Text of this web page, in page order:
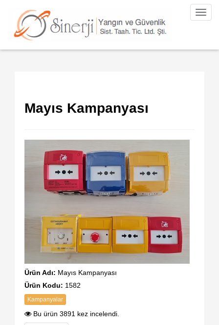
Mayıs Kampanyası
Ürün Adı: Mayıs Kampanyası
Ürün Kodu: 1582
Kampanyalar
Bu ürün 3891 kez incelendi.